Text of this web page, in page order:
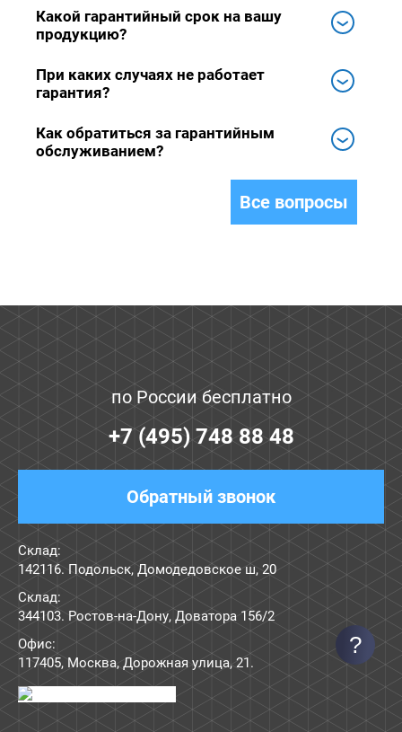
Какой гарантийный срок на вашу
продукцию?
При каких случаях не работает
гарантия?
Как обратиться за гарантийным
обслуживанием?
Все вопросы
?
по России бесплатно
+7 (495) 748 88 48
Обратный звонок
Склад:
142116. Подольск, Домодедовское ш, 20
Склад:
344103. Ростов-на-Дону, Доватора 156/2
Офис:
117405, Москва, Дорожная улица, 21.